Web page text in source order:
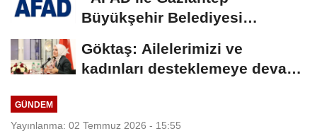
Büyükşehir Belediyesi
Göktaş: Ailelerimizi ve
kadınları desteklemeye devam
GÜNDEM
Yayınlanma: 02 Temmuz 2026 - 15:55